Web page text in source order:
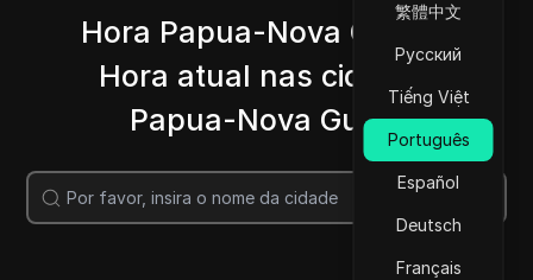
繁體中文
Русский
Tiếng Việt
Português
Español
Deutsch
Français
Hora Papua-Nova Guiné |
Hora atual nas cidades
Papua-Nova Guiné
Pesquisar